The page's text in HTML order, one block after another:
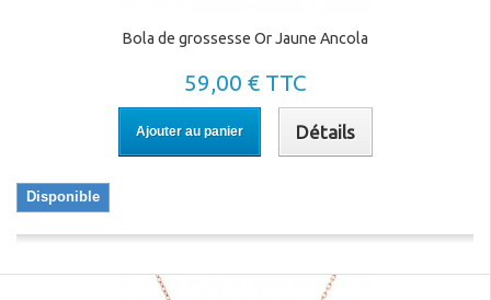
Bola de grossesse Or Jaune Ancola
59,00 € TTC
Ajouter au panier Détails
Disponible